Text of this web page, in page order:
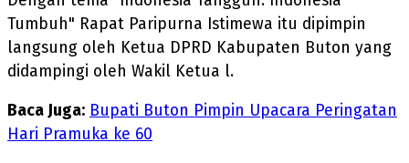
Tumbuh" Rapat Paripurna Istimewa itu dipimpin
langsung oleh Ketua DPRD Kabupaten Buton yang
didampingi oleh Wakil Ketua l.
Baca Juga: Bupati Buton Pimpin Upacara Peringatan
Hari Pramuka ke 60